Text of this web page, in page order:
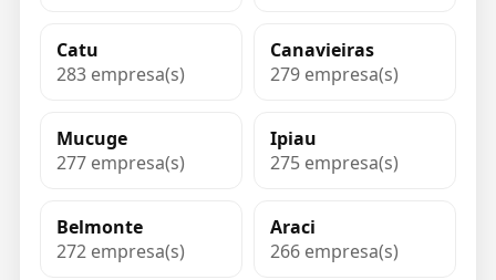
Catu
283 empresa(s)
Canavieiras
279 empresa(s)
Mucuge
277 empresa(s)
Ipiau
275 empresa(s)
Belmonte
272 empresa(s)
Araci
266 empresa(s)